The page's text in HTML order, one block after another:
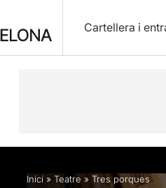
Cartellera i
Descripció Fitxa artística
Inici » Teatre » Tres porques